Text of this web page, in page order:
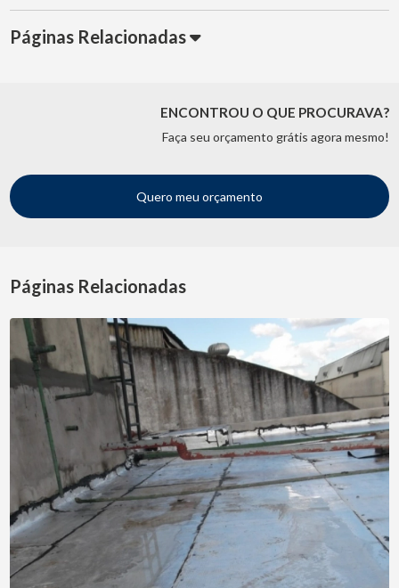
Páginas Relacionadas
ENCONTROU O QUE PROCURAVA?
Faça seu orçamento grátis agora mesmo!
Quero meu orçamento
Páginas Relacionadas